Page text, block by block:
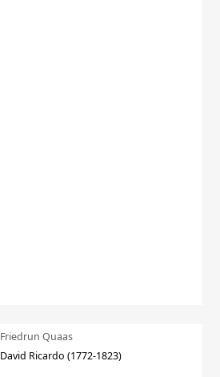
Friedrun Quaas
David Ricardo (1772-1823)